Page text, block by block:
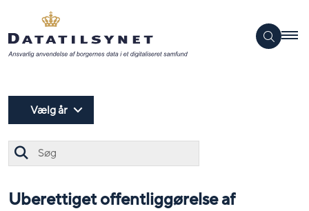
Vælg år
Uberettiget offentliggørelse af